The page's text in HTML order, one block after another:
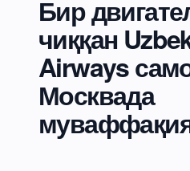
Бир
чиққан
Airways
Москвада